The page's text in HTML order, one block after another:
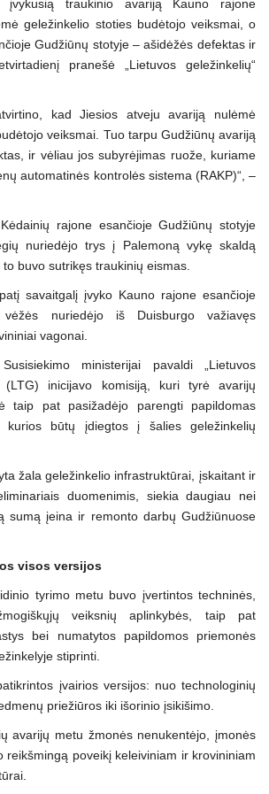
įvykusią traukinio avariją Kauno rajone
geležinkelio stoties budėtojo veiksmai, o
Gudžiūnų stotyje – ašidėžės defektas ir
pranešė „Lietuvos geležinkelių“
kad Jiesios atveju avariją nulėmė
veiksmai. Tuo tarpu Gudžiūnų avariją
ir vėliau jos subyrėjimas ruože, kuriame
automatinės kontrolės sistema (RAKP)“, –
rajone esančioje Gudžiūnų stotyje
nuriedėjo trys į Palemoną vykę skaldą
buvo sutrikęs traukinių eismas.
savaitgalį įvyko Kauno rajone esančioje
nuriedėjo iš Duisburgo važiavęs
vagonai.
ministerijai pavaldi „Lietuvos
(LTG) inicijavo komisiją, kuri tyrė avarijų
taip pat pasižadėjo parengti papildomas
kurios būtų įdiegtos į šalies geležinkelių
žala geležinkelio infrastruktūrai, įskaitant ir
duomenimis, siekia daugiau nei
sumą įeina ir remonto darbų Gudžiūnuose
visos versijos
tyrimo metu buvo įvertintos techninės,
veiksnių aplinkybės, taip pat
bei numatytos papildomos priemonės
stiprinti.
įvairios versijos: nuo technologinių
priežiūros iki išorinio įsikišimo.
avarijų metu žmonės nenukentėjo, įmonės
reikšmingą poveikį keleiviniam ir krovininiam